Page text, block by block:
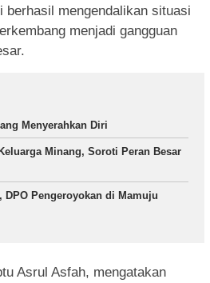
berhasil mengendalikan situasi
menjadi gangguan
Menyerahkan Diri
Minang, Soroti Peran Besar
DPO Pengeroyokan di Mamuju
Asrul Asfah, mengatakan